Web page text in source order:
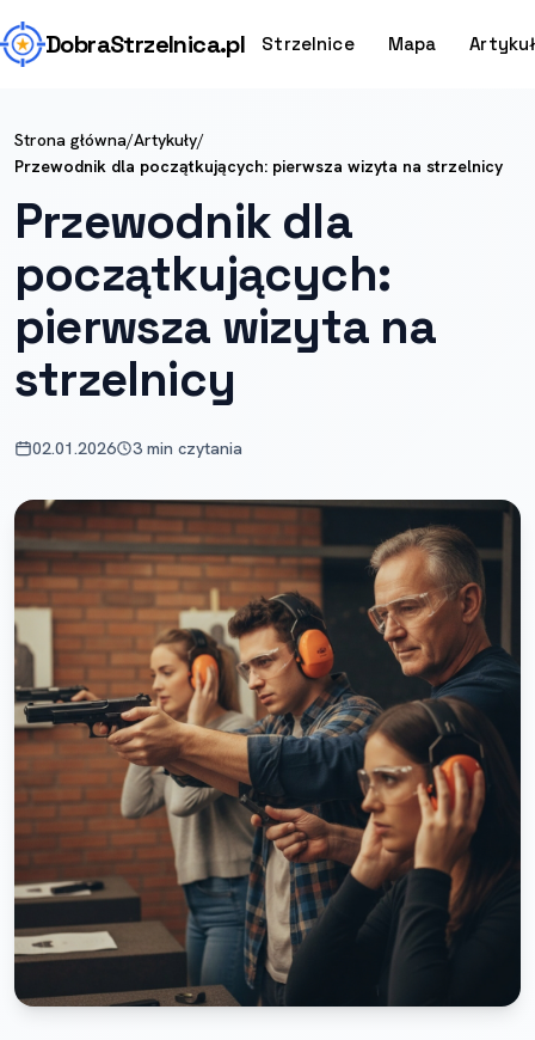
DobraStrzelnica.pl Strzelnice Mapa
Strona główna/Artykuły/
Przewodnik dla początkujących: pierwsza wizyta na strzelnicy
Przewodnik dla
początkujących:
pierwsza wizyta na
strzelnicy
02.01.2026 3 min czytania